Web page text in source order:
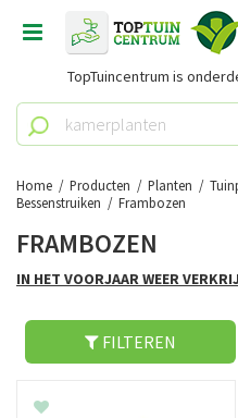
Home Producten Planten
Bessenstruiken
Frambozen
TopTuincentrum is
FRAMBOZEN
IN HET VOORJAAR WEER
FILTEREN